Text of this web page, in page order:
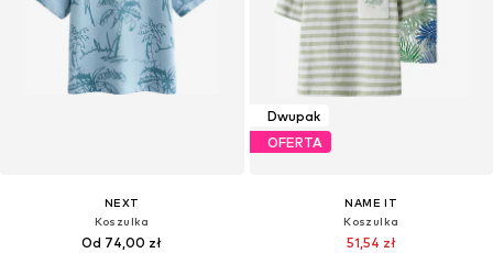
NEXT
Koszulka
Od 74,00 zł
Dwupak
OFERTA
NAME IT
Koszulka
51,54 zł